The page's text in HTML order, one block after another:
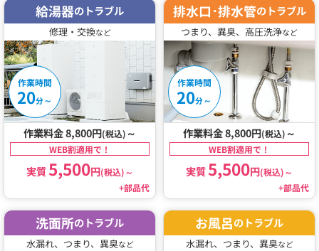
給湯器のトラブル
修理・交換など
作業時間
20分～
作業料金 8,800円(税込) ～
WEB割適用で！
実質5,500円(税込)～
+部品代
排水口･排水管のトラブル
つまり、異臭、高圧洗浄など
作業時間
20分～
作業料金 8,800円(税込) ～
WEB割適用で！
実質5,500円(税込)～
+部品代
洗面所のトラブル
水漏れ、つまり、異臭など
お風呂のトラブル
水漏れ、つまり、異臭など